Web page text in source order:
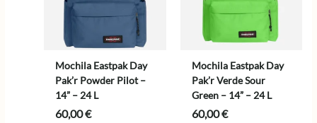
Mochila Eastpak Day
Pak’r Powder Pilot –
14” – 24 L
60,00€
Mochila Eastpak Day
Pak’r Verde Sour
Green – 14” – 24 L
60,00€